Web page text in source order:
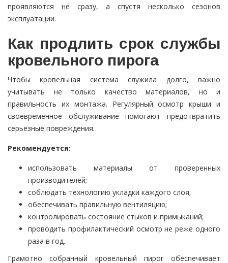
проявляются не сразу, а спустя несколько сезонов
эксплуатации.
Как продлить срок службы
кровельного пирога
Чтобы кровельная система служила долго, важно
учитывать не только качество материалов, но и
правильность их монтажа. Регулярный осмотр крыши и
своевременное обслуживание помогают предотвратить
серьёзные повреждения.
Рекомендуется:
использовать материалы от проверенных
производителей;
соблюдать технологию укладки каждого слоя;
обеспечивать правильную вентиляцию;
контролировать состояние стыков и примыканий;
проводить профилактический осмотр не реже одного
раза в год.
Грамотно собранный кровельный пирог обеспечивает